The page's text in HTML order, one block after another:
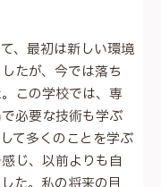
、最初は新しい環境
たが、今では落ち
この学校では、専
必要な技術も学ぶ
て多くのことを学ぶ
じ、以前よりも自